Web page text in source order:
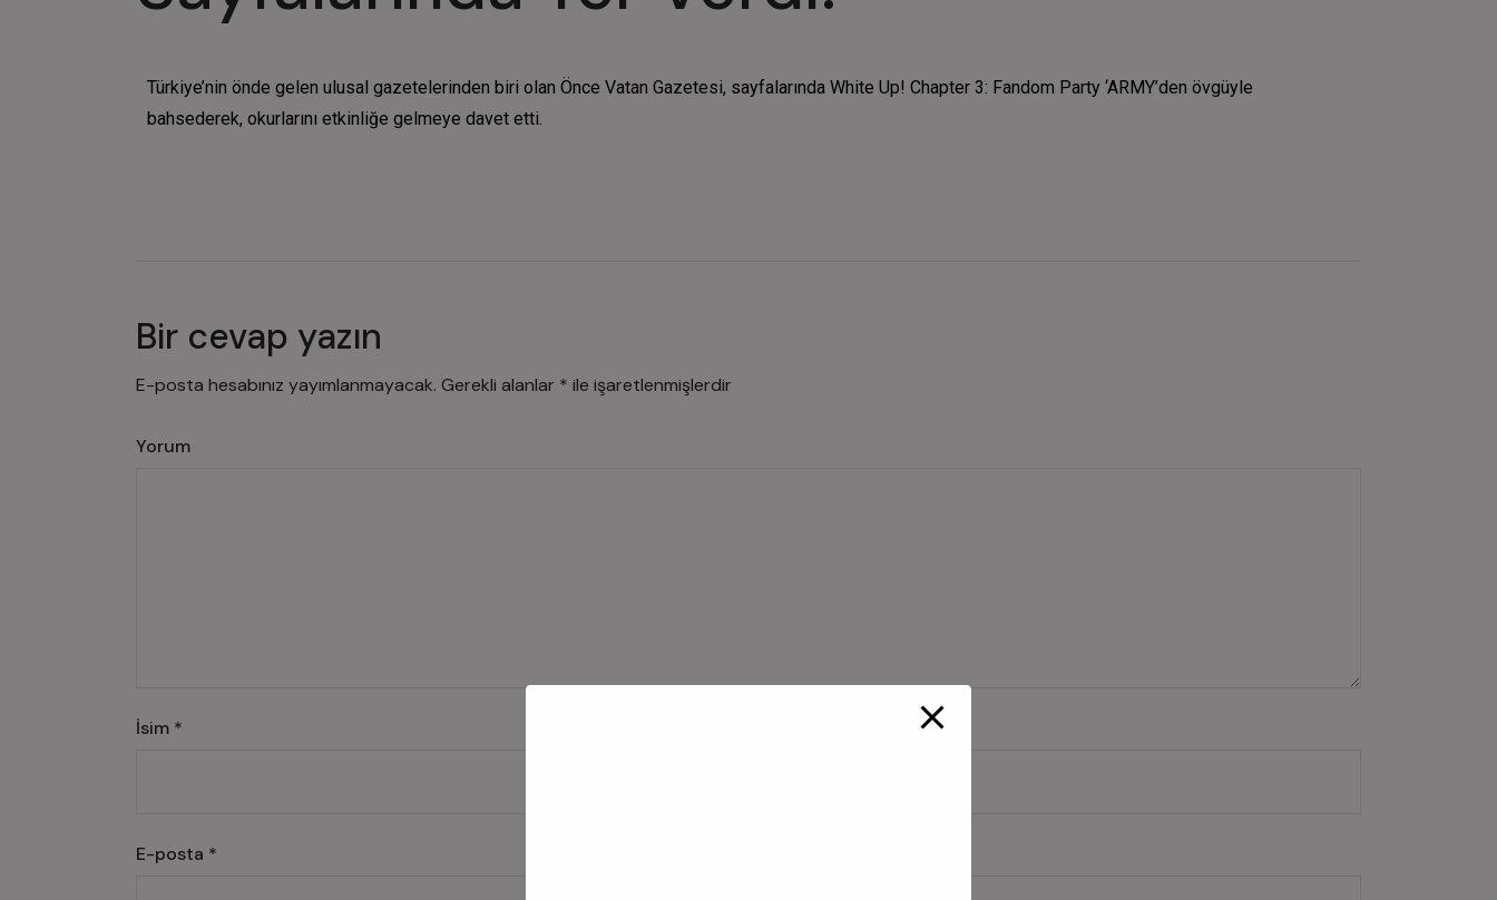
Türkiye’nin önde gelen ulusal gazetelerinden biri olan Önce Vatan Gazetesi, sayfalarında White Up! Chapter 3: Fandom Party ‘ARMY’den övgüyle
bahsederek, okurlarını etkinliğe gelmeye davet etti.
Bir cevap yazın
E-posta hesabınız yayımlanmayacak. Gerekli alanlar * ile işaretlenmişlerdir
Yorum
İsim *
E-posta *